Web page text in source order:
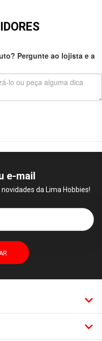
Pergunte ao lojista e a
e-mail
da Lima Hobbies!